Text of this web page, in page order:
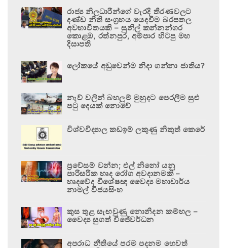
රාජ්‍ය නිලධාරීන්ගේ වැරදි තීරණවලට
දණ්ඩ නීති සංග්‍රහය යෙදවීම බරපතල
අවභාවිතයකි – සුනිල් කන්නන්ගර
කොළඹ, රත්නපුර, අම්පාර හිටපු මහ
දිසාපති
ලෝකයේ අඩුවෙන්ම නිදා ගන්නා ජාතිය?
නැව් වලින් බහලුම් මුහුදට පෙරලීම සුළු
පටු දෙයක් නොවේ
විශ්වවිද්‍යාල කඩඉම් ලකුණු නිකුත් කෙරේ
ප්‍රවේසම් වන්න; එල් නිනෝ යනු
පාරිසරික හෘද රෝග අවදානමකි –
හෘදවේද විශේෂඥ වෛද්‍ය මහාචාර්ය
නාමල් විජයසිංහ
කුස තුළ සැඟවුණු නොනිදන කම්හල –
වෛද්‍ය සුගත් විජේවර්ධන
අපරාධ නීතියේ පරම පදනම හෙවත්